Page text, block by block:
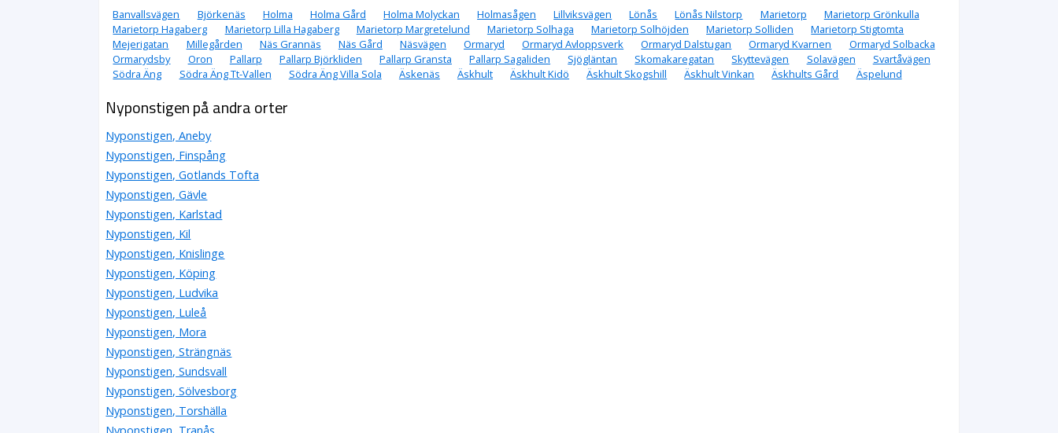
Banvallsvägen Björkenäs Holma Holma Gård Holma Molyckan Holmasågen Lillviksvägen Lönås Lönås Nilstorp Marietorp
Marietorp Grönkulla
Marietorp Hagaberg
Marietorp Lilla Hagaberg Marietorp Margretelund Marietorp Solhaga Marietorp Solhöjden Marietorp Solliden
Marietorp Stigtomta
Mejerigatan
Millegården Näs Grannäs Näs Gård Näsvägen Ormaryd Ormaryd Avloppsverk Ormaryd Dalstugan Ormaryd Kvarnen
Ormaryd Solbacka
Ormarydsby
Oron Pallarp Pallarp Björkliden Pallarp Gransta Pallarp Sagaliden Sjögläntan Skomakaregatan Skyttevägen Solavägen
Svartåvägen
Södra Äng
Södra Äng Tt-Vallen Södra Äng Villa Sola Äskenäs Äskhult Äskhult Kidö Äskhult Skogshill Äskhult Vinkan Äskhults Gård Äspelund
Nyponstigen på andra orter
Nyponstigen, Aneby
Nyponstigen, Finspång
Nyponstigen, Gotlands Tofta
Nyponstigen, Gävle
Nyponstigen, Karlstad
Nyponstigen, Kil
Nyponstigen, Knislinge
Nyponstigen, Köping
Nyponstigen, Ludvika
Nyponstigen, Luleå
Nyponstigen, Mora
Nyponstigen, Strängnäs
Nyponstigen, Sundsvall
Nyponstigen, Sölvesborg
Nyponstigen, Torshälla